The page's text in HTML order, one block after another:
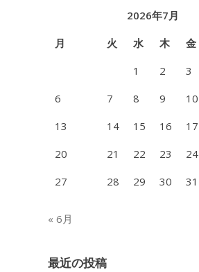
2026年7月
月
火 水 木 金
1
2 3
6
7 8 9 10
13
14 15 16 17
20
21 22 23 24
27
28 29 30 31
« 6月
最近の投稿